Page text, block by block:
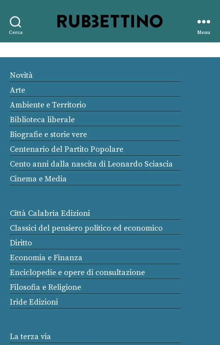
Cerca
editore
Menu
Novità
Arte
Ambiente e Territorio
Biblioteca liberale
Biografie e storie vere
Centenario del Partito Popolare
Cento anni dalla nascita di Leonardo Sciascia
Cinema e Media
Città Calabria Edizioni
Classici del pensiero politico ed economico
Diritto
Economia e Finanza
Enciclopedie e opere di consultazione
Filosofia e Religione
Iride Edizioni
La terza via